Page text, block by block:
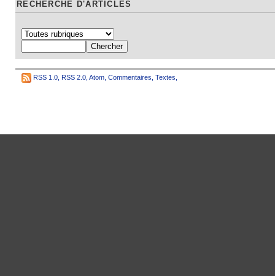
RECHERCHE D'ARTICLES
RSS 1.0 RSS 2.0 Atom Commentaires Textes